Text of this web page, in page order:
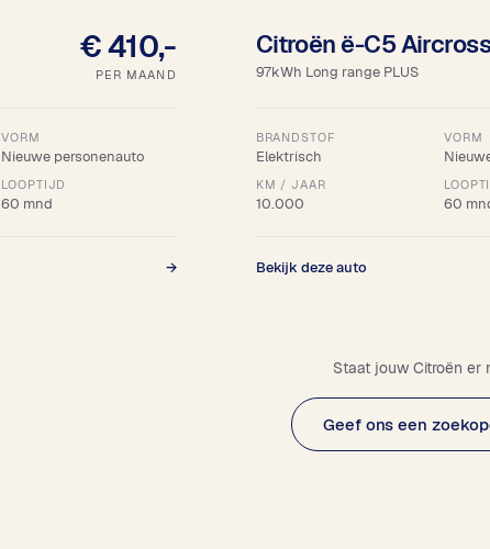
€ 410,-
PER MAAND
VORM
Nieuwe personenauto
LOOPTIJD
60 mnd
→
Citroën ë-C5
97kWh Long range PLUS
BRANDSTOF
Elektrisch
VORM
KM / JAAR
10.000 60
Bekijk deze auto
Staat jouw Citroën er
Geef ons een